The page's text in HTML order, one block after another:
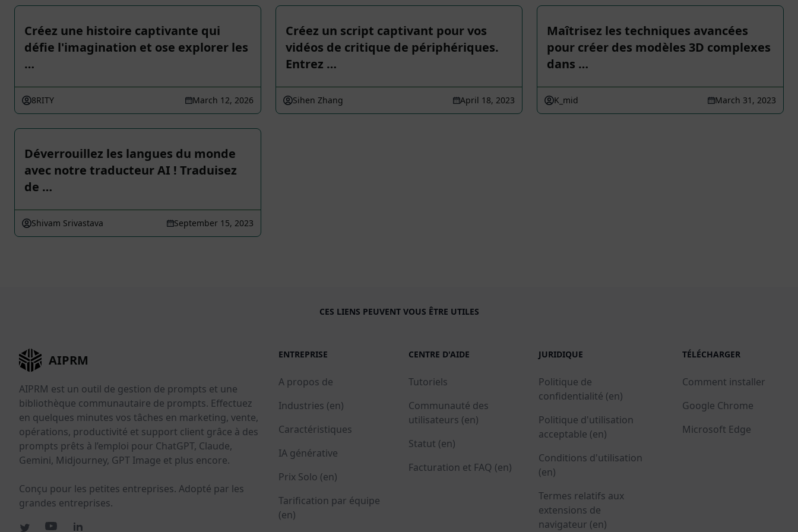
Créez une histoire captivante qui
défie l'imagination et ose explorer les
…
8RITY March 12, 2026
Créez un script captivant pour vos
vidéos de critique de périphériques.
Entrez …
Sihen Zhang April 18, 2023
Maîtrisez les techniques avancées
pour créer des modèles 3D complexes
dans …
K_mid March 31, 2023
Déverrouillez les langues du monde
avec notre traducteur AI ! Traduisez
de …
Shivam Srivastava September 15, 2023
CES LIENS PEUVENT VOUS ÊTRE UTILES
AIPRM
AIPRM est un outil de gestion de prompts et une
bibliothèque communautaire de prompts. Effectuez
en quelques minutes vos tâches en marketing, vente,
opérations, productivité et support client grâce à des
prompts prêts à l’emploi pour ChatGPT, Claude,
Gemini, Midjourney, GPT Image et plus encore.
Conçu pour les petites entreprises. Adopté par les
grandes entreprises.
ENTREPRISE
A propos de
Industries (en)
Caractéristiques
IA générative
Prix Solo (en)
Tarification par équipe
(en)
CENTRE D'AIDE
Tutoriels
Communauté des
utilisateurs (en)
Statut (en)
Facturation et FAQ (en)
JURIDIQUE
Politique de
confidentialité (en)
Politique d'utilisation
acceptable (en)
Conditions d'utilisation
(en)
Termes relatifs aux
extensions de
navigateur (en)
TÉLÉCHARGER
Comment installer
Google Chrome
Microsoft Edge